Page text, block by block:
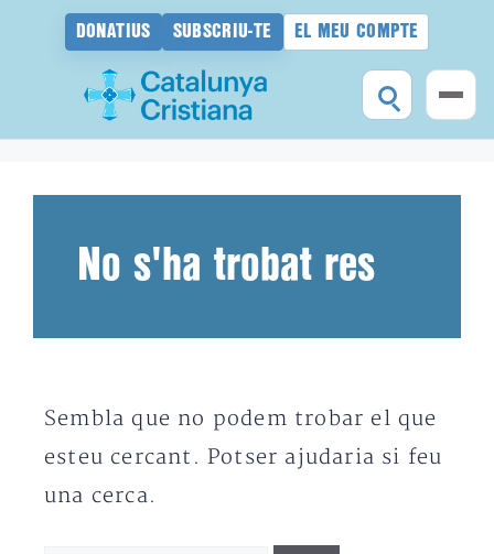
DONATIUS SUBSCRIU-TE EL MEU COMPTE
No s'ha trobat res
Sembla que no podem trobar el que
esteu cercant. Potser ajudaria si feu
una cerca.